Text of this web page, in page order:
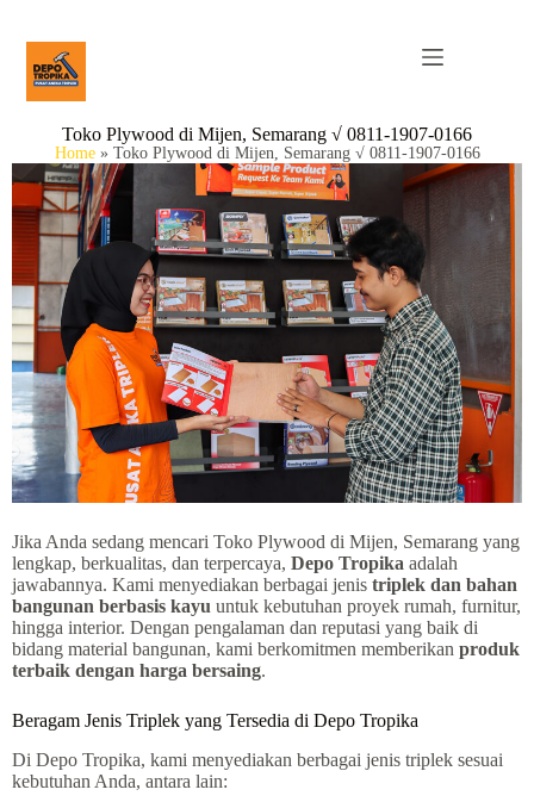
Toko Plywood di Mijen, Semarang √ 0811-1907-0166
Home» Toko Plywood di Mijen, Semarang √ 0811-1907-0166
Jika Anda sedang mencari Toko Plywood di Mijen, Semarang yang
lengkap, berkualitas, dan terpercaya, Depo Tropika adalah
jawabannya. Kami menyediakan berbagai jenis triplek dan bahan
bangunan berbasis kayu untuk kebutuhan proyek rumah, furnitur,
hingga interior. Dengan pengalaman dan reputasi yang baik di
bidang material bangunan, kami berkomitmen memberikan produk
terbaik dengan harga bersaing.
Beragam Jenis Triplek yang Tersedia di Depo Tropika
Di Depo Tropika, kami menyediakan berbagai jenis triplek sesuai
kebutuhan Anda, antara lain: